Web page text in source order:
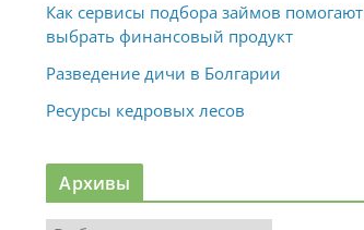
Как сервисы подбора займов помогают
выбрать финансовый продукт
Разведение дичи в Болгарии
Ресурсы кедровых лесов
Архивы